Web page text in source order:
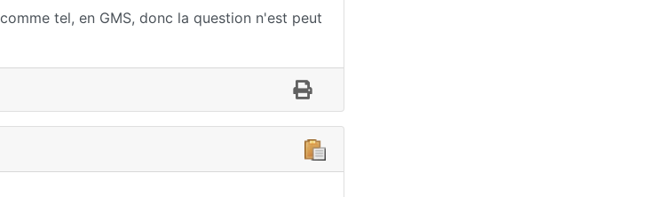
tel, en GMS, donc la question n'est peut